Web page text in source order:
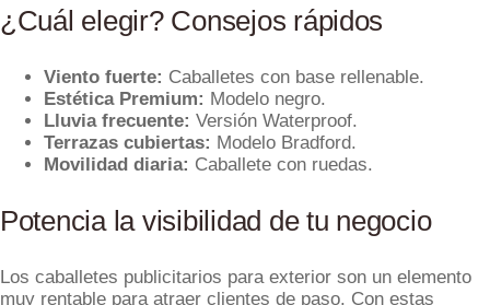
¿Cuál elegir? Consejos rápidos
Viento fuerte: Caballetes con base rellenable.
Estética Premium: Modelo negro.
Lluvia frecuente: Versión Waterproof.
Terrazas cubiertas: Modelo Bradford.
Movilidad diaria: Caballete con ruedas.
Potencia la visibilidad de tu negocio
Los caballetes publicitarios para exterior son un elemento
muy rentable para atraer clientes de paso. Con estas